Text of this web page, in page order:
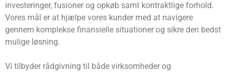
investeringer, fusioner og opkøb samt kontraktlige forhold.
Vores mål er at hjælpe vores kunder med at navigere
gennem komplekse finansielle situationer og sikre den bedst
mulige løsning.
Vi tilbyder rådgivning til både virksomheder og